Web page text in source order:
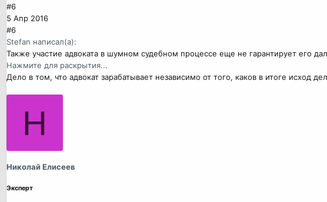
#6
5 Апр 2016
#6
Stefan написал(а):
Также участие адвоката в шумном судебном процессе еще не гарантирует его
Нажмите для раскрытия...
Дело в том, что адвокат зарабатывает независимо от того, каков в итоге исход
Н
Николай Елисеев
Эксперт